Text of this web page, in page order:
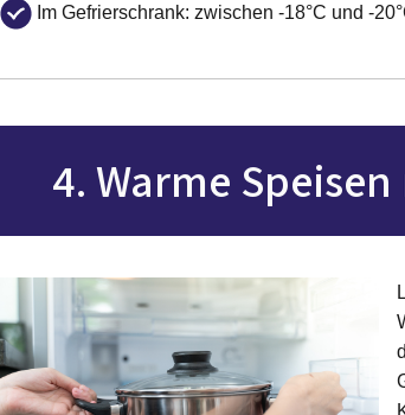
Im Gefrierschrank: zwischen -18°C und -
4. Warme